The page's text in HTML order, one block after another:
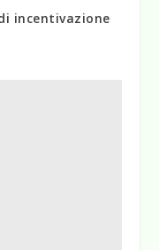
incentivazione